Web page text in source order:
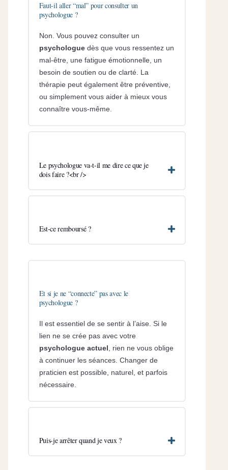
Faut-il aller “mal” pour consulter un
psychologue ?
Non. Vous pouvez consulter un
psychologuedès que vous ressentez un
mal-être, une fatigue émotionnelle, un
besoin de soutien ou de clarté. La
thérapie peut également être préventive,
ou simplement vous aider à mieux vous
connaître vous-même.
Le psychologue va-t-il me dire ce que je
dois faire ?<br />
Est-ce remboursé ?
Et si je ne “connecte” pas avec le
psychologue ?
Il est essentiel de se sentir à l’aise. Si le
lien ne se crée pas avec votre
psychologue actuel , rien ne vous oblige
à continuer les séances. Changer de
praticien est possible, naturel, et parfois
nécessaire.
Puis-je arrêter quand je veux ?